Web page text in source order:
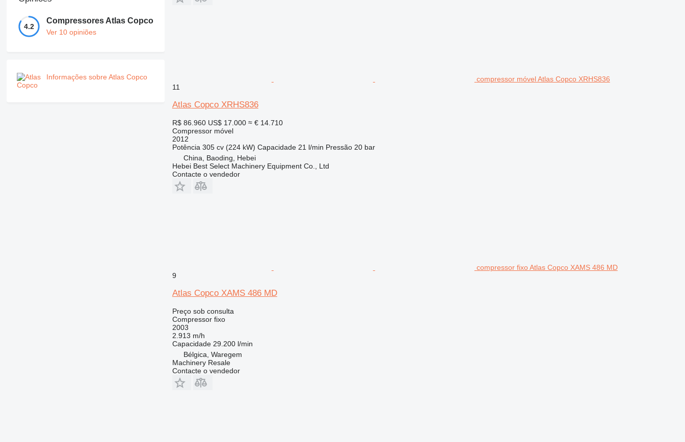
4.2
Compressores Atlas Copco
Ver 10 opiniões
Informações sobre Atlas Copco
compressor móvel Atlas Copco XRHS836
11
Atlas Copco XRHS836
R$ 86.960 US$ 17.000 ≈ € 14.710
Compressor móvel
2012
Potência 305 cv (224 kW) Capacidade 21 l/min Pressão 20 bar
China, Baoding, Hebei
Hebei Best Select Machinery Equipment Co., Ltd
Contacte o vendedor
compressor fixo Atlas Copco XAMS 486 MD
9
Atlas Copco XAMS 486 MD
Preço sob consulta
Compressor fixo
2003
2.913 m/h
Capacidade 29.200 l/min
Bélgica, Waregem
Machinery Resale
Contacte o vendedor